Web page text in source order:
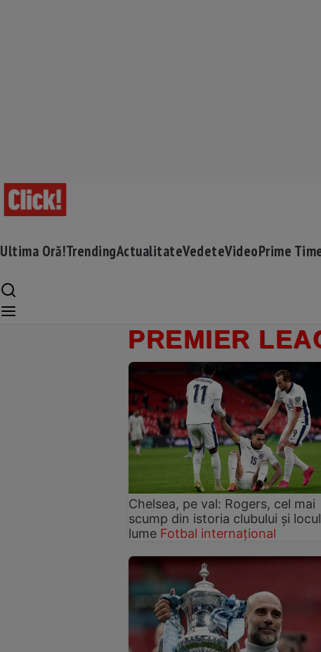
Ultima Oră!TrendingActualitateVedeteVideoPrime
PREMIER
Chelsea, pe val: Rogers, cel mai
scump din istoria clubului și
lume Fotbal internațional